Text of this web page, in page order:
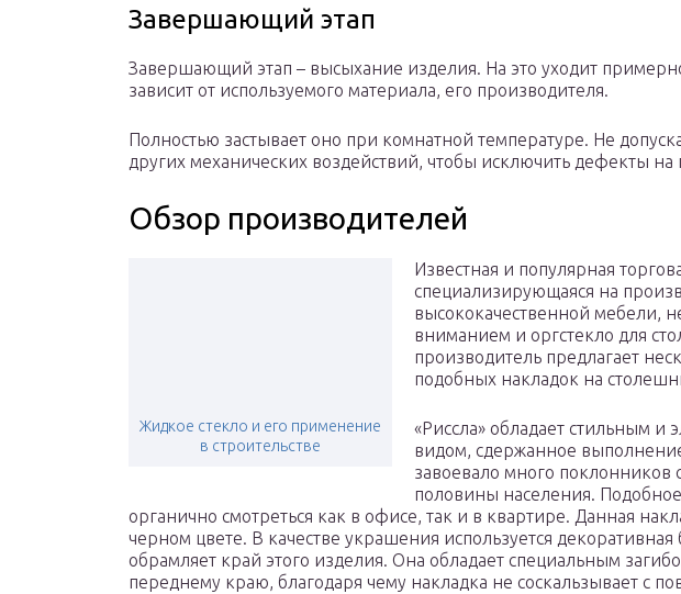
Завершающий этап
Завершающий этап – высыхание изделия. На это уходит
зависит от используемого материала, его производителя.
Полностью застывает оно при комнатной температуре. Не
других механических воздействий, чтобы исключить дефекты
Обзор производителей
Жидкое стекло и его применение
в строительстве
Известная и популярная
специализирующаяся на
высококачественной мебели,
вниманием и оргстекло для
производитель предлагает
подобных накладок на
«Риссла» обладает стильным
видом, сдержанное
завоевало много поклонников
половины населения.
органично смотреться как в офисе, так и в квартире. Данная
черном цвете. В качестве украшения используется декоративная
обрамляет край этого изделия. Она обладает специальным
переднему краю, благодаря чему накладка не соскальзывает с